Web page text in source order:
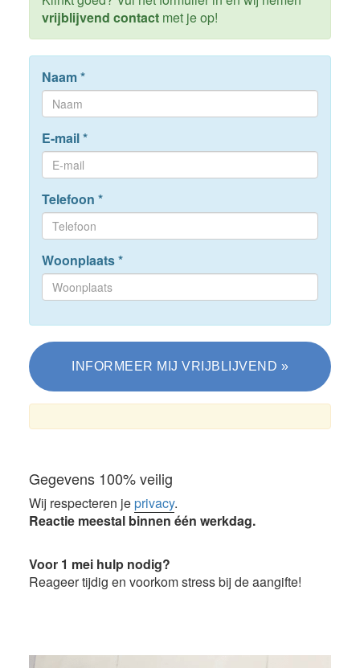
vrijblijvend contactmet je op!
Naam*
E-mail*
Telefoon *
Woonplaats*
Gegevens 100% veilig
Wij respecteren jeprivacy.
Reactie meestal binnen één werkdag.
Voor 1 mei hulp nodig?
Reageer tijdig en voorkom stress bij de aangifte!